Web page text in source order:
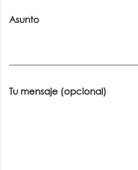
Asunto
Tu mensaje (opcional)